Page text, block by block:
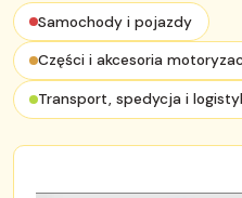
Samochody i pojazdy
Części i akcesoria
Transport, spedycja i